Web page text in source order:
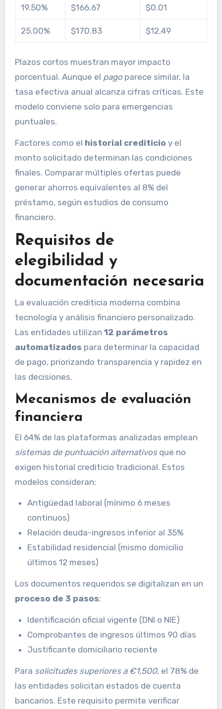
19.50% $166.67 $0.01
25.00% $170.83 $12.49
Plazos cortos muestran mayor impacto
porcentual. Aunque el pagoparece similar, la
tasa efectiva anual alcanza cifras críticas. Este
modelo conviene solo para emergencias
puntuales.
Factores como el historial crediticio y el
monto solicitado determinan las condiciones
finales. Comparar múltiples ofertas puede
generar ahorros equivalentes al 8% del
préstamo, según estudios de consumo
financiero.
Requisitos de
elegibilidad y
documentación necesaria
La evaluación crediticia moderna combina
tecnología y análisis financiero personalizado.
Las entidades utilizan 12 parámetros
automatizados para determinar la capacidad
de pago, priorizando transparencia y rapidez en
las decisiones.
Mecanismos de evaluación
financiera
El 64% de las plataformas analizadas emplean
sistemas de puntuación alternativosque no
exigen historial crediticio tradicional. Estos
modelos consideran:
Antigüedad laboral (mínimo 6 meses
continuos)
Relación deuda-ingresos inferior al 35%
Estabilidad residencial (mismo domicilio
últimos 12 meses)
Los documentos requeridos se digitalizan en un
proceso de 3 pasos:
Identificación oficial vigente (DNI o NIE)
Comprobantes de ingresos últimos 90 días
Justificante domiciliario reciente
Para solicitudes superiores a €1,500, el 78% de
las entidades solicitan estados de cuenta
bancarios. Este requisito permite verificar